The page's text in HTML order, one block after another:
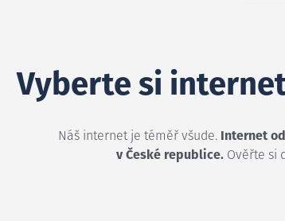
Vyberte si
Náš internet je téměř všude.
Internet
v České republice.Ověřte si